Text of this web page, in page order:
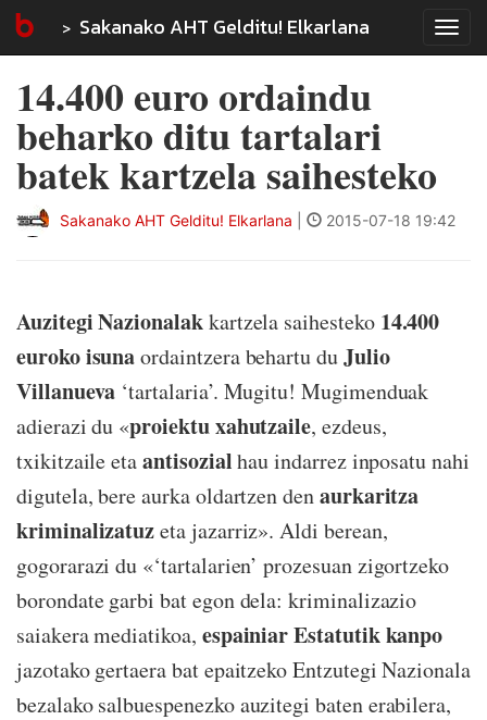
Sakanako AHT Gelditu! Elkarlana
14.400 euro ordaindu
beharko ditu tartalari
batek kartzela saihesteko
Sakanako AHT Gelditu! Elkarlana 2015-07-18 19:42
Auzitegi Nazionalakkartzela saihesteko 14.400
euroko isunaordaintzera behartu duJulio
Villanueva ‘tartalaria’. Mugitu! Mugimenduak
adierazi du «proiektu xahutzaile, ezdeus,
txikitzaile etaantisozialhau indarrez inposatu nahi
digutela, bere aurka oldartzen denaurkaritza
kriminalizatuzeta jazarriz». Aldi berean,
gogorarazi du «‘tartalarien’ prozesuan zigortzeko
borondate garbi bat egon dela: kriminalizazio
saiakera mediatikoa, espainiar Estatutik kanpo
jazotako gertaera bat epaitzeko Entzutegi Nazionala
bezalako salbuespenezko auzitegi baten erabilera,